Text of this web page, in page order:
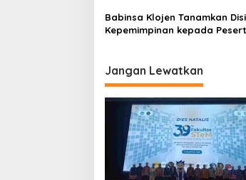
t
o
n
Babinsa Klojen Tanamkan
Kepemimpinan kepada
Jangan Lewatkan